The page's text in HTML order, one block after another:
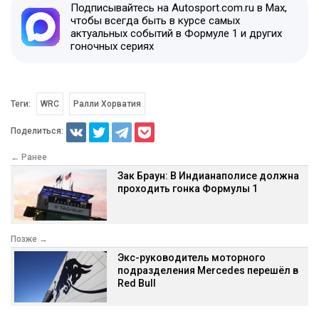
Подписывайтесь на Autosport.com.ru в Max,
чтобы всегда быть в курсе самых
актуальных событий в Формуле 1 и других
гоночных сериях
Теги: WRC Ралли Хорватия
Поделиться:
← Ранее
Зак Браун: В Индианаполисе должна
проходить гонка Формулы 1
Позже →
Экс-руководитель моторного
подразделения Mercedes перешёл в
Red Bull